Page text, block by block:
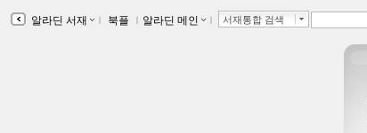
알라딘 서재 ｌ 북플 ｌ 알라딘 메인 ｌ 서재통합 검색